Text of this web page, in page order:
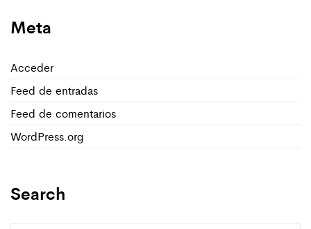
Meta
Acceder
Feed de entradas
Feed de comentarios
WordPress.org
Search